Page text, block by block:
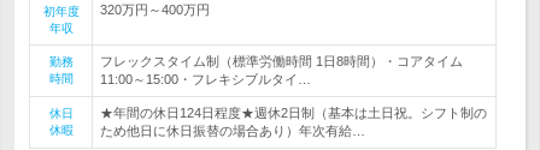
初年度
年収
320万円～400万円
勤務
時間
フレックスタイム制（標準労働時間 1日8時間）・コアタイム
11:00～15:00・フレキシブルタイ…
休日
休暇
★年間の休日124日程度★週休2日制（基本は土日祝。シフト制の
ため他日に休日振替の場合あり）年次有給…